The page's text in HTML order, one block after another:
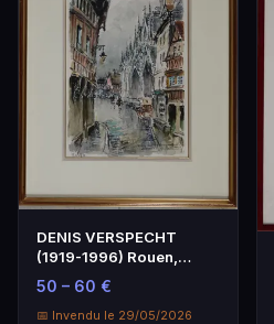
DENIS VERSPECHT
(1919-1996) Rouen,
passants et calèche,
aqua…
50 – 60 €
📅 Invendu le 29/05/2026